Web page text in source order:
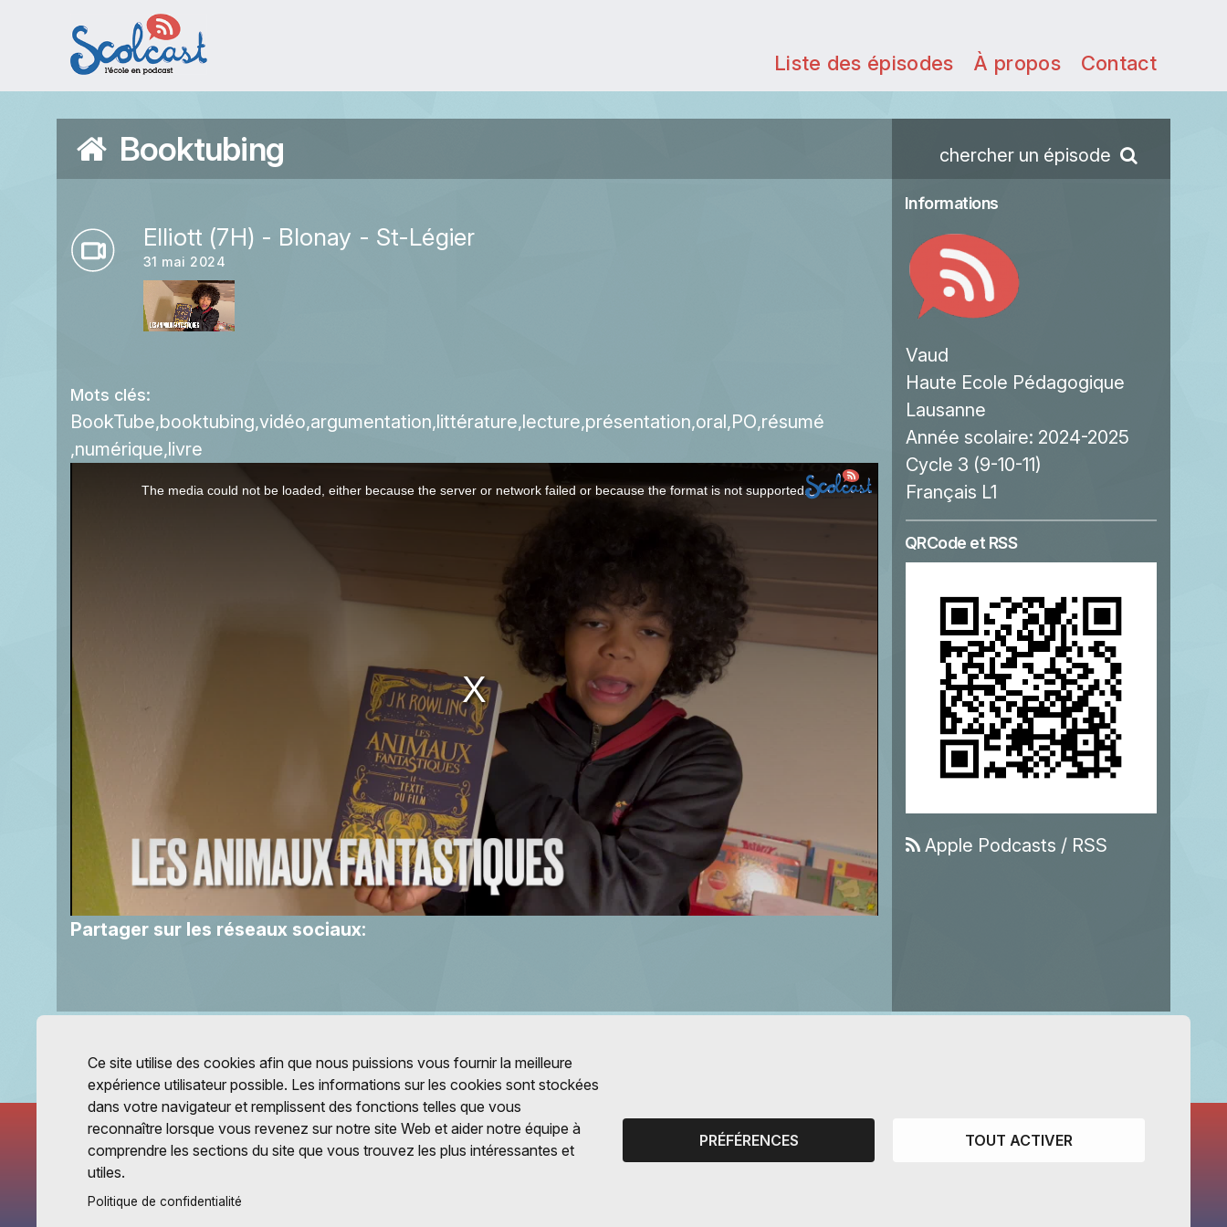
Aller au contenu principal
Liste des épisodes À propos Contact
Booktubing chercher un épisode
Elliott (7H) - Blonay - St-Légier
31 mai 2024
Mots clés:
BookTube booktubing vidéo argumentation littérature lecture présentation oral PO résumé
numérique livre
The media could not be loaded, either because the server or network failed or because the format is not supported.
Partager sur les réseaux sociaux:
Informations
Vaud
Haute Ecole Pédagogique
Lausanne
Année scolaire: 2024-2025
Cycle 3 (9-10-11)
Français L1
QRCode et RSS
Apple Podcasts / RSS
Ce site utilise des cookies afin que nous puissions vous fournir la meilleure
expérience utilisateur possible. Les informations sur les cookies sont stockées
dans votre navigateur et remplissent des fonctions telles que vous
reconnaître lorsque vous revenez sur notre site Web et aider notre équipe à
comprendre les sections du site que vous trouvez les plus intéressantes et
utiles.
Politique de confidentialité
PRÉFÉRENCES TOUT ACTIVER